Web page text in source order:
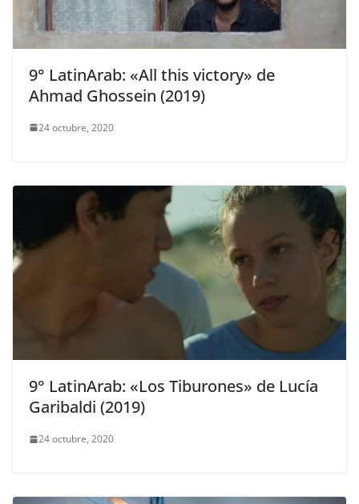
9° LatinArab: «All this victory» de
Ahmad Ghossein (2019)
24 octubre, 2020
9° LatinArab: «Los Tiburones» de Lucía
Garibaldi (2019)
24 octubre, 2020